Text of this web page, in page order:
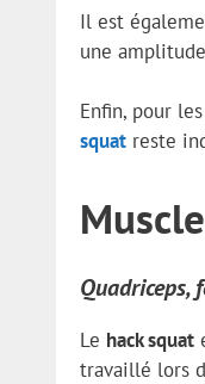
Il est
une
Enfin, pour
squat reste
Quadriceps,
Le hack squat
travaillé lors